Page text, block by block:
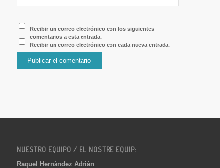
Recibir un correo electrónico con los siguientes
comentarios a esta entrada.
Recibir un correo electrónico con cada nueva entrada.
NUESTRO EQUIPO / EL NOSTRE EQUIP:
Raquel Hernández Adrián